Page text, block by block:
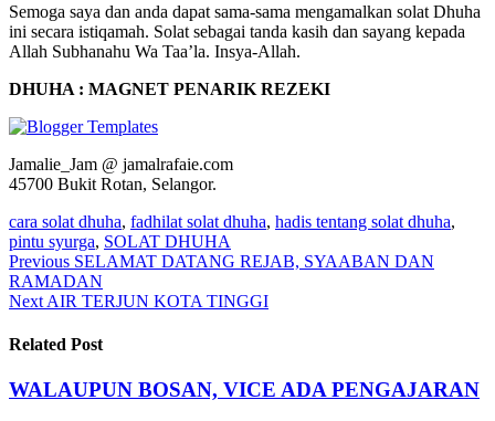
Semoga saya dan anda dapat sama-sama mengamalkan solat Dhuha
ini secara istiqamah. Solat sebagai tanda kasih dan sayang kepada
Allah Subhanahu Wa Taa’la. Insya-Allah.
DHUHA : MAGNET PENARIK REZEKI
Jamalie_Jam @ jamalrafaie.com
45700 Bukit Rotan, Selangor.
cara solat dhuha, fadhilat solat dhuha, hadis tentang solat dhuha,
pintu syurga, SOLAT DHUHA
Post
navigation
Previous SELAMAT DATANG REJAB, SYAABAN DAN
RAMADAN
Next AIR TERJUN KOTA TINGGI
Related Post
WALAUPUN BOSAN, VICE ADA PENGAJARAN